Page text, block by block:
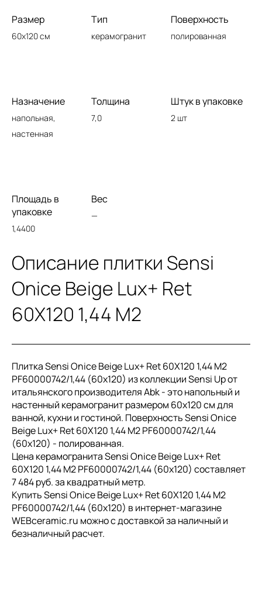
Размер
60x120 см
Тип
керамогранит
Поверхность
полированная
Назначение
напольная,
настенная
Толщина
7,0
Штук в упаковке
2 шт
Площадь в
упаковке
1,4400
Вес
—
Описание плитки Sensi
Onice Beige Lux+ Ret
60X120 1,44 М2
Плитка Sensi Onice Beige Lux+ Ret 60X120 1,44 М2
PF60000742/1,44 (60x120) из коллекции Sensi Up от
итальянского производителя Abk - это напольный и
настенный керамогранит размером 60x120 см для
ванной, кухни и гостиной. Поверхность Sensi Onice
Beige Lux+ Ret 60X120 1,44 М2 PF60000742/1,44
(60x120) - полированная.
Цена керамогранита Sensi Onice Beige Lux+ Ret
60X120 1,44 М2 PF60000742/1,44 (60x120) составляет
7 484 руб. за квадратный метр.
Купить Sensi Onice Beige Lux+ Ret 60X120 1,44 М2
PF60000742/1,44 (60x120) в интернет-магазине
WEBceramic.ru можно с доставкой за наличный и
безналичный расчет.